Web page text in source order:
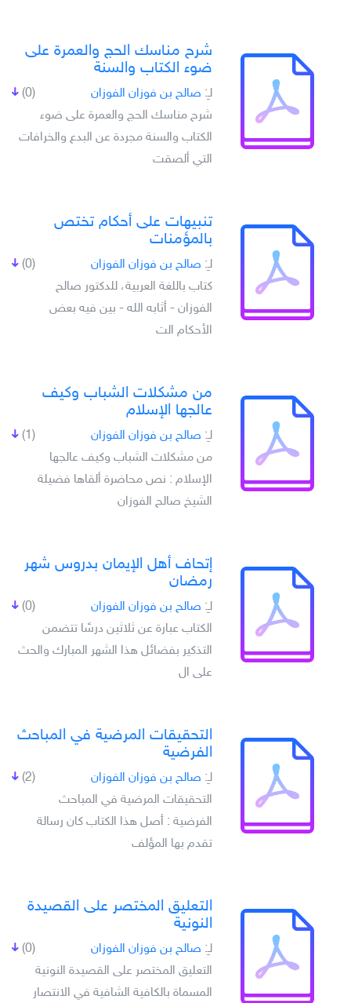
شرح مناسك الحج والعمرة على
ضوء الكتاب والسنة
(0) لـِ: صالح بن فوزان الفوزان
شرح مناسك الحج والعمرة على ضوء
الكتاب والسنة مجردة عن البدع والخرافات
التي ألصقت
تنبيهات على أحكام تختص
بالمؤمنات
(0) لـِ: صالح بن فوزان الفوزان
كتاب باللغة العربية، للدكتور صالح
الفوزان - أثابه الله - بين فيه بعض
الأحكام الت
من مشكلات الشباب وكيف
عالجها الإسلام
(1) لـِ: صالح بن فوزان الفوزان
من مشكلات الشباب وكيف عالجها
الإسلام : نص محاضرة ألقاها فضيلة
الشيخ صالح الفوزان
إتحاف أهل الإيمان بدروس شهر
رمضان
(0) لـِ: صالح بن فوزان الفوزان
الكتاب عبارة عن ثلاثين درسًا تتضمن
التذكير بفضائل هذا الشهر المبارك والحث
على ال
التحقيقات المرضية في المباحث
الفرضية
(2) لـِ: صالح بن فوزان الفوزان
التحقيقات المرضية في المباحث
الفرضية : أصل هذا الكتاب كان رسالة
تقدم بها المؤلف
التعليق المختصر على القصيدة
النونية
(0) لـِ: صالح بن فوزان الفوزان
التعليق المختصر على القصيدة النونية
المسماة بالكافية الشافية في الانتصار